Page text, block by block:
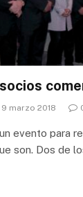
9 marzo 2018
evento para
son. Dos de